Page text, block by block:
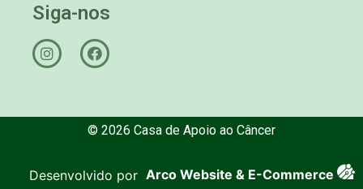
Siga-nos
© 2026 Casa de Apoio ao Câncer
Desenvolvido por Arco Website & E-Commerce